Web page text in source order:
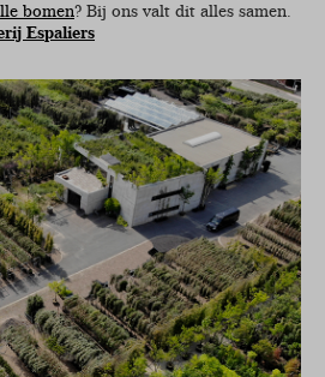
bomen? Bij ons valt dit alles samen.
Espaliers